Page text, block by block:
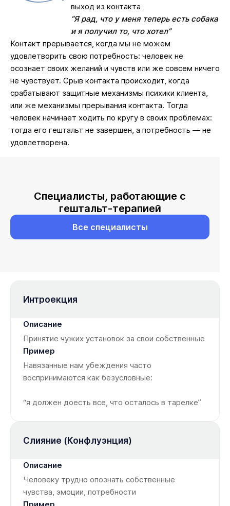
выход из контакта
“Я рад, что у меня теперь есть собака
и я получил то, что хотел”
Контакт прерывается, когда мы не можем
удовлетворить свою потребность: человек не
осознает своих желаний и чувств или же совсем ничего
не чувствует. Срыв контакта происходит, когда
срабатывают защитные механизмы психики клиента,
или же механизмы прерывания контакта. Тогда
человек начинает ходить по кругу в своих проблемах:
тогда его гештальт не завершен, а потребность — не
удовлетворена.
Специалисты, работающие с
гештальт-терапией
Все специалисты
Интроекция
Принятие чужих установок за свои собственные
Навязанные нам убеждения часто
воспринимаются как безусловные:
“я должен доесть все, что осталось в тарелке”
Слияние (Конфлуэнция)
Человеку трудно опознать собственные
чувства, эмоции, потребности